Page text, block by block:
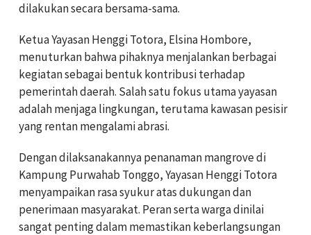
dilakukan secara bersama-sama.
Ketua Yayasan Henggi Totora, Elsina Hombore,
menuturkan bahwa pihaknya menjalankan berbagai
kegiatan sebagai bentuk kontribusi terhadap
pemerintah daerah. Salah satu fokus utama yayasan
adalah menjaga lingkungan, terutama kawasan pesisir
yang rentan mengalami abrasi.
Dengan dilaksanakannya penanaman mangrove di
Kampung Purwahab Tonggo, Yayasan Henggi Totora
menyampaikan rasa syukur atas dukungan dan
penerimaan masyarakat. Peran serta warga dinilai
sangat penting dalam memastikan keberlangsungan